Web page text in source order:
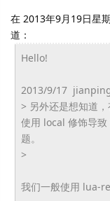
在 2013年9月19日星
道：
Hello!
2013/9/17
> 另外还是想知道
使用 local 修饰导致
题。
>
我们一般使用 lua-